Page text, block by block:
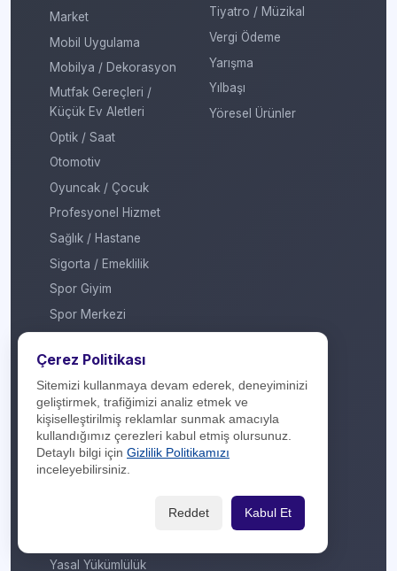
Market
Mobil Uygulama
Mobilya / Dekorasyon
Mutfak Gereçleri /
Küçük Ev Aletleri
Optik / Saat
Otomotiv
Oyuncak / Çocuk
Profesyonel Hizmet
Sağlık / Hastane
Sigorta / Emeklilik
Spor Giyim
Spor Merkezi
Turizm / Seyahat
Ulaşım
Veteriner / Pet Shop
Yapı Marketi
Yurt Dışı / Duty Free
Tiyatro / Müzikal
Vergi Ödeme
Yarışma
Yılbaşı
Yöresel Ürünler
Yasal Yükümlülük
Çerez Politikası
Sitemizi kullanmaya devam ederek, deneyiminizi
geliştirmek, trafiğimizi analiz etmek ve
kişiselleştirilmiş reklamlar sunmak amacıyla
kullandığımız çerezleri kabul etmiş olursunuz.
Detaylı bilgi için Gizlilik Politikamızı
inceleyebilirsiniz.
Reddet Kabul Et